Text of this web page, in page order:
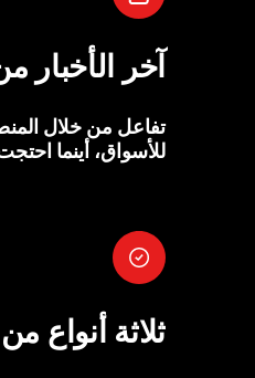
آخر الأخبار
تفاعل من خلال
للأسواق، أينما احتجت
ثلاثة أنواع